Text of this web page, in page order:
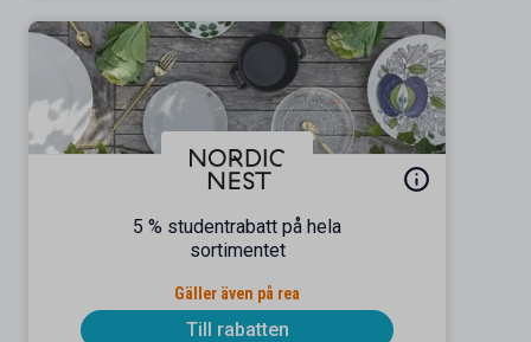
5 % studentrabatt på hela
sortimentet
Gäller även på rea
Till rabatten